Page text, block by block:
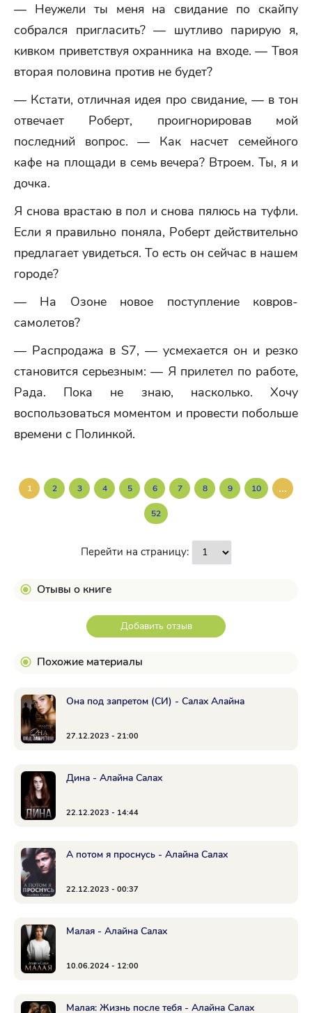
— Неужели ты меня на свидание по скайпу
собрался пригласить? — шутливо парирую я,
кивком приветствуя охранника на входе. — Твоя
вторая половина против не будет?
— Кстати, отличная идея про свидание, — в тон
отвечает Роберт, проигнорировав мой
последний вопрос. — Как насчет семейного
кафе на площади в семь вечера? Втроем. Ты, я и
дочка.
Я снова врастаю в пол и снова пялюсь на туфли.
Если я правильно поняла, Роберт действительно
предлагает увидеться. То есть он сейчас в нашем
городе?
— На Озоне новое поступление ковров-
самолетов?
— Распродажа в S7, — усмехается он и резко
становится серьезным: — Я прилетел по работе,
Рада. Пока не знаю, насколько. Хочу
воспользоваться моментом и провести побольше
времени с Полинкой.
1 2 3 4 5 6 7 8 9 10 ...
52
Перейти на страницу:
Отывы о книге
Добавить отзыв
Похожие материалы
Она под запретом (СИ) - Салах Алайна
27.12.2023 - 21:00
Дина - Алайна Салах
22.12.2023 - 14:44
А потом я проснусь - Алайна Салах
22.12.2023 - 00:37
Малая - Алайна Салах
10.06.2024 - 12:00
Малая: Жизнь после тебя - Алайна Салах